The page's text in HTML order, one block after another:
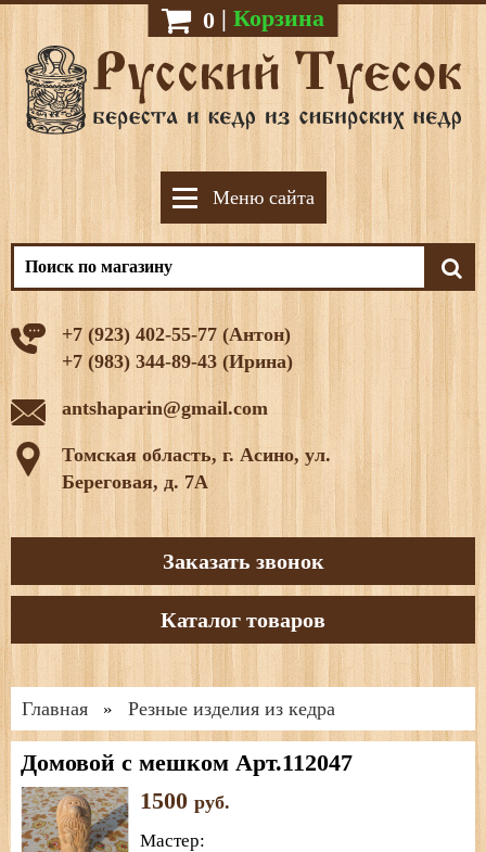
0 | Корзина
Меню сайта
+7 (923) 402-55-77 (Антон)
+7 (983) 344-89-43 (Ирина)
antshaparin@gmail.com
Томская область, г. Асино, ул.
Береговая, д. 7А
Заказать звонок
Каталог товаров
Главная » Резные изделия из кедра
Домовой с мешком Арт.112047
1500 руб.
Мастер: